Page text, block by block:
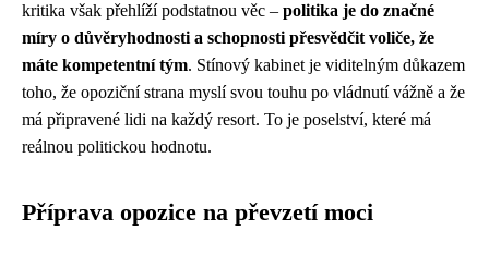
kritika však přehlíží podstatnou věc – politika je do značné
míry o důvěryhodnosti a schopnosti přesvědčit voliče, že
máte kompetentní tým. Stínový kabinet je viditelným důkazem
toho, že opoziční strana myslí svou touhu po vládnutí vážně a že
má připravené lidi na každý resort. To je poselství, které má
reálnou politickou hodnotu.
Příprava opozice na převzetí moci